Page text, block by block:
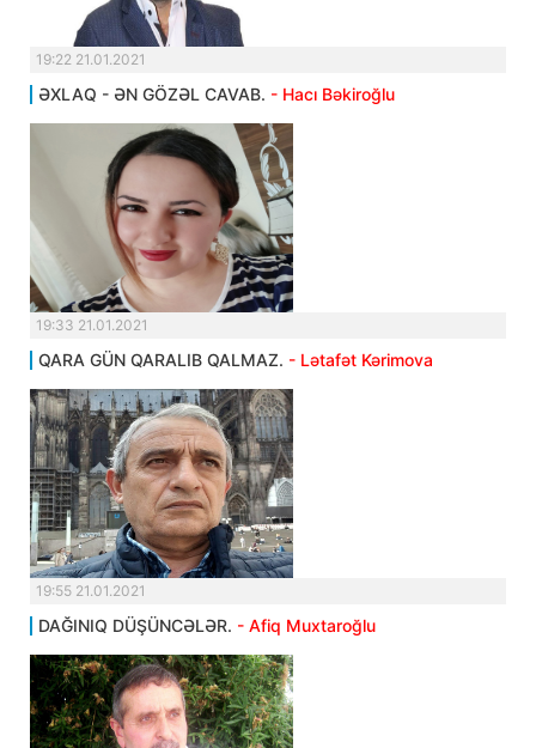
19:22 21.01.2021
ƏXLAQ - ƏN GÖZƏL CAVAB. - Hacı Bəkiroğlu
19:33 21.01.2021
QARA GÜN QARALIB QALMAZ. - Lətafət Kərimova
19:55 21.01.2021
DAĞINIQ DÜŞÜNCƏLƏR. - Afiq Muxtaroğlu